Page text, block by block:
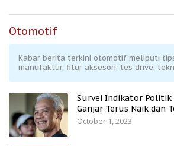
Otomotif
Kabar berita terkini otomotif meliputi
manufaktur, fitur aksesori, tes drive,
Survei Indikator
Ganjar Terus Naik dan
October 1, 2023